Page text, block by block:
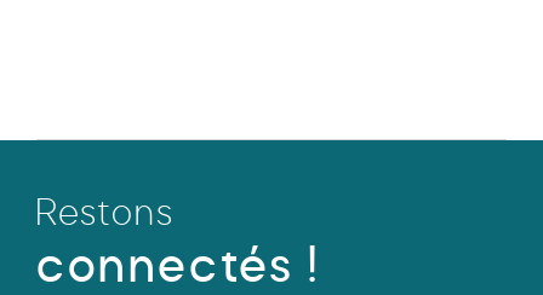
peuvent
choisies
Restons
connectés !